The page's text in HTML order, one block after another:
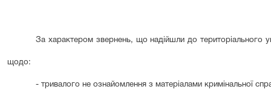
За характером звернень, що надійшли до територіального
щодо:
-тривалого не ознайомлення з матеріалами кримінальної